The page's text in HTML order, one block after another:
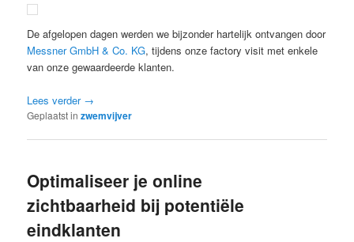
De afgelopen dagen werden we bijzonder hartelijk ontvangen door
Messner GmbH & Co. KG, tijdens onze factory visit met enkele
van onze gewaardeerde klanten.
Lees verder →
Geplaatst in zwemvijver
Optimaliseer je online
zichtbaarheid bij potentiële
eindklanten